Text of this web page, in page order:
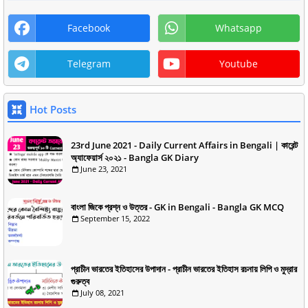
Facebook Whatsapp
Telegram Youtube
Hot Posts
23rd June 2021 - Daily Current Affairs in Bengali | কারেন্ট
অ্যাফেয়ার্স ২০২১ - Bangla GK Diary
June 23, 2021
বাংলা জিকে প্রশ্ন ও উত্তর - GK in Bengali - Bangla GK MCQ
September 15, 2022
প্রাচীন ভারতের ইতিহাসের উপাদান - প্রাচীন ভারতের ইতিহাস রচনায় লিপি ও মুদ্রার
গুরুত্ব
July 08, 2021